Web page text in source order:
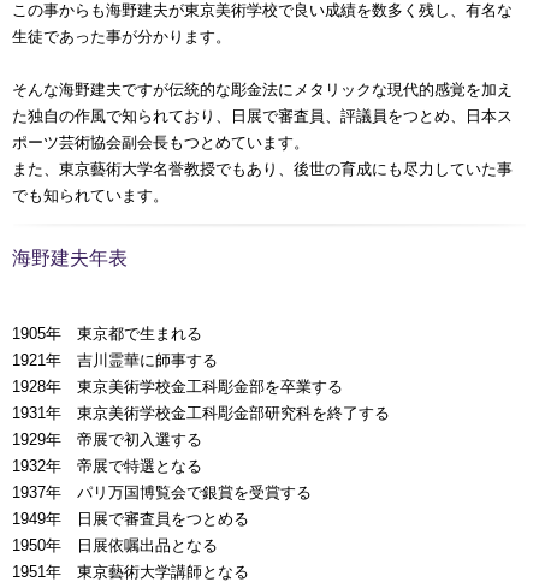
この事からも海野建夫が東京美術学校で良い成績を数多く残し、有名な
生徒であった事が分かります。
そんな海野建夫ですが伝統的な彫金法にメタリックな現代的感覚を加え
た独自の作風で知られており、日展で審査員、評議員をつとめ、日本ス
ポーツ芸術協会副会長もつとめています。
また、東京藝術大学名誉教授でもあり、後世の育成にも尽力していた事
でも知られています。
海野建夫年表
1905年 東京都で生まれる
1921年 吉川霊華に師事する
1928年 東京美術学校金工科彫金部を卒業する
1931年 東京美術学校金工科彫金部研究科を終了する
1929年 帝展で初入選する
1932年 帝展で特選となる
1937年 パリ万国博覧会で銀賞を受賞する
1949年 日展で審査員をつとめる
1950年 日展依嘱出品となる
1951年 東京藝術大学講師となる